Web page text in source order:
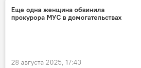
Еще одна женщина обвинила
прокурора МУС в домогательствах
28 августа 2025, 17:43